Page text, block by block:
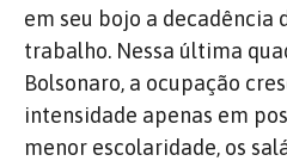
em seu bojo a decadência
trabalho. Nessa última
Bolsonaro, a ocupação
intensidade apenas em
menor escolaridade, os